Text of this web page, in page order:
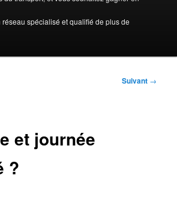
spécialisé et qualifié de plus de
Suivant →
et journée
?